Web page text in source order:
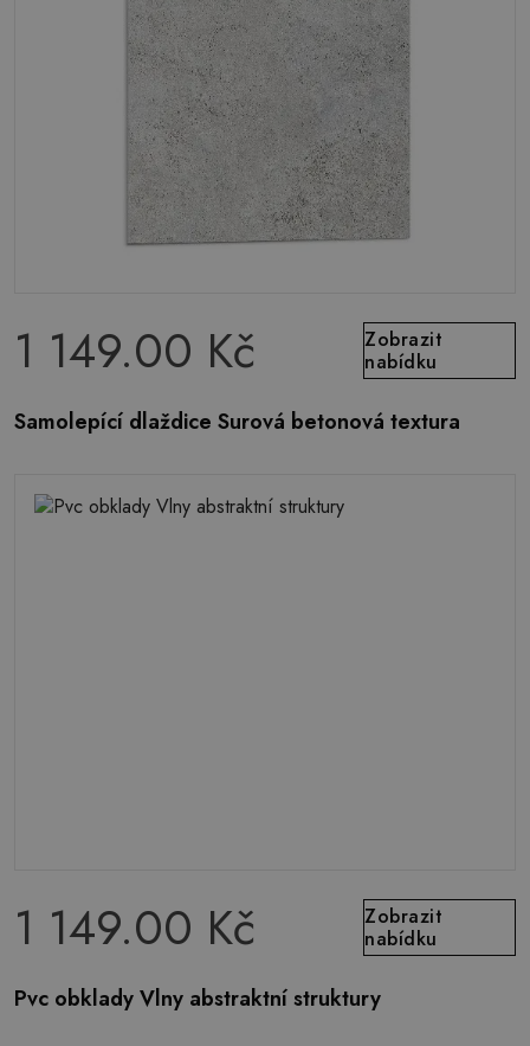
1 149.00 Kč
Zobrazit
nabídku
Samolepící dlaždice Surová betonová textura
1 149.00 Kč
Zobrazit
nabídku
Pvc obklady Vlny abstraktní struktury